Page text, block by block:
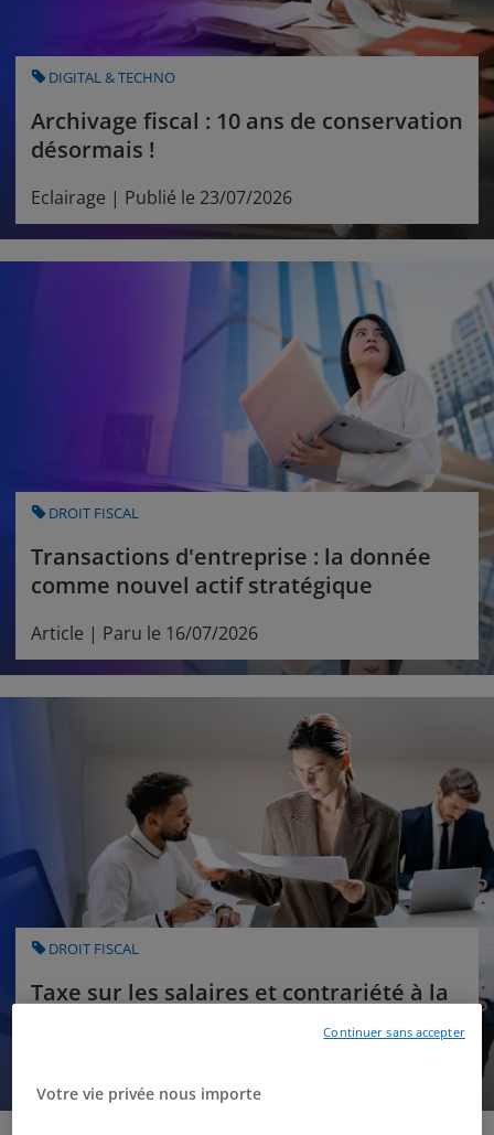
DIGITAL & TECHNOCATEGORY
Archivage fiscal : 10 ans de conservation
désormais !
Eclairage | Publié le 23/07/2026
DROIT FISCAL
Transactions d'entreprise : la donnée
comme nouvel actif stratégique
Article | Paru le 16/07/2026
DROIT FISCAL
Taxe sur les salaires et contrariété à la
neutralité du régime mère-fille
Votre vie privée nous importe
Continuer sans accepter